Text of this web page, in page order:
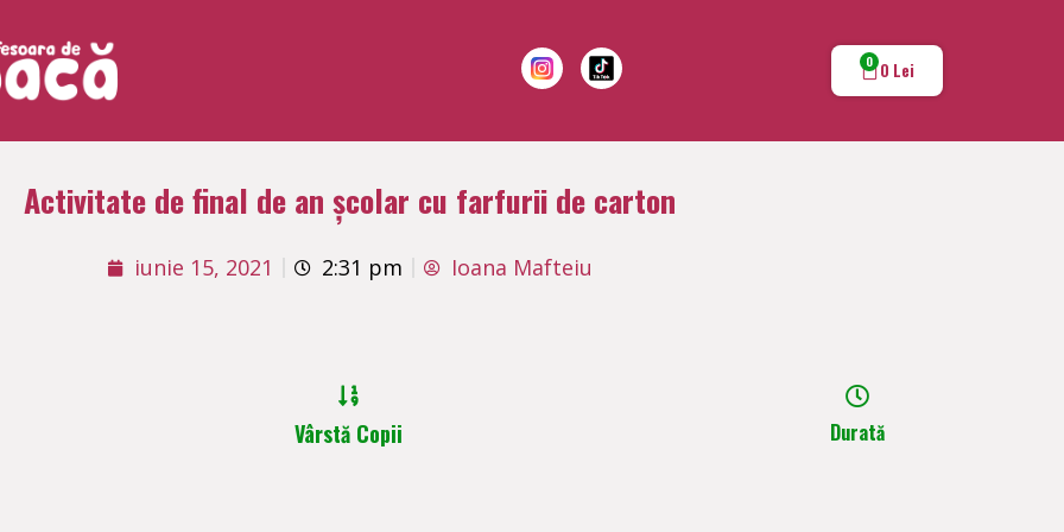
0 Lei
0
Activitate de final de an școlar cu farfurii de carton
iunie 15, 2021 2:31 pm Ioana Mafteiu
Vârstă Copii Durată